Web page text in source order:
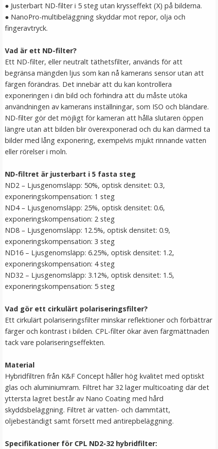
LÄGG I VARUKORG
Step Up Ring 52-58mm - Gör filtergängan större
★★★★★
69 kr
LÄGG I VARUKORG
JJC Automatiskt främre objektivlock för Ricoh GR III
★★★★★
● Justerbart ND-filter i 5 steg utan krysseffekt (X) på bilderna.
● NanoPro-multibeläggning skyddar mot repor, olja och
fingeravtryck.
Vad är ett ND-filter?
Ett ND-filter, eller neutralt täthetsfilter, används för att
begränsa mängden ljus som kan nå kamerans sensor utan att
färgen förändras. Det innebär att du kan kontrollera
exponeringen i din bild och förhindra att du måste utöka
användningen av kamerans inställningar, som ISO och bländare.
ND-filter gör det möjligt för kameran att hålla slutaren öppen
längre utan att bilden blir överexponerad och du kan därmed ta
bilder med lång exponering, exempelvis mjukt rinnande vatten
eller rörelser i moln.
ND-filtret är justerbart i 5 fasta steg
ND2 – Ljusgenomsläpp: 50%, optisk densitet: 0.3,
exponeringskompensation: 1 steg
ND4 – Ljusgenomsläpp: 25%, optisk densitet: 0.6,
exponeringskompensation: 2 steg
ND8 – Ljusgenomsläpp: 12.5%, optisk densitet: 0.9,
exponeringskompensation: 3 steg
ND16 – Ljusgenomsläpp: 6.25%, optisk densitet: 1.2,
exponeringskompensation: 4 steg
ND32 – Ljusgenomsläpp: 3.12%, optisk densitet: 1.5,
exponeringskompensation: 5 steg
Vad gör ett cirkulärt polariseringsfilter?
Ett cirkulärt polariseringsfilter minskar reflektioner och förbättrar
färger och kontrast i bilden. CPL-filter ökar även färgmättnaden
tack vare polariseringseffekten.
Material
Hybridfiltren från K&F Concept håller hög kvalitet med optiskt
glas och aluminiumram. Filtret har 32 lager multicoating där det
yttersta lagret består av Nano Coating med hård
skyddsbeläggning. Filtret är vatten- och dammtätt,
oljebeständigt samt försett med antirepbeläggning.
Specifikationer för CPL ND2-32 hybridfilter: